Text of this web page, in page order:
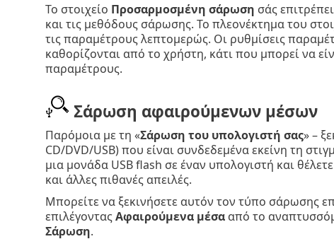
Το στοιχείο Προσαρμοσμένη σάρωση σάς
και τις μεθόδους σάρωσης. Το πλεονέκτημα του
τις παραμέτρους λεπτομερώς. Οι ρυθμίσεις
καθορίζονται από το χρήστη, κάτι που μπορεί να
παραμέτρους.
Σάρωση αφαιρούμενων μέσων
Παρόμοια με τη «Σάρωση του υπολογιστή σας» –
CD/DVD/USB) που είναι συνδεδεμένα εκείνη τη
μια μονάδα USB flash σε έναν υπολογιστή και
και άλλες πιθανές απειλές.
Μπορείτε να ξεκινήσετε αυτόν τον τύπο σάρωσης
επιλέγονταςΑφαιρούμενα μέσααπό το
Σάρωση.